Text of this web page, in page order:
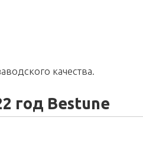
качества.
год Bestune